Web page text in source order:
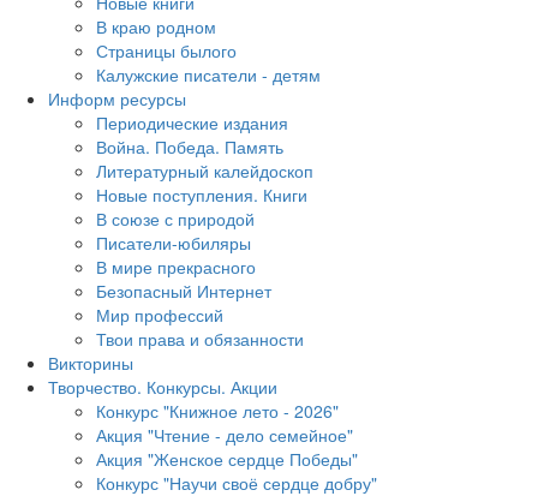
В краю родном
Страницы былого
Калужские писатели - детям
Информ ресурсы
Периодические издания
Война. Победа. Память
Литературный калейдоскоп
Новые поступления. Книги
В союзе с природой
Писатели-юбиляры
В мире прекрасного
Безопасный Интернет
Мир профессий
Твои права и обязанности
Викторины
Творчество. Конкурсы. Акции
Конкурс "Книжное лето - 2026"
Акция "Чтение - дело семейное"
Акция "Женское сердце Победы"
Конкурс "Научи своё сердце добру"